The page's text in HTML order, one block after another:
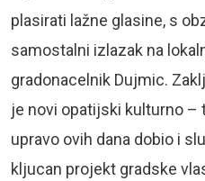
plasirati lažne glasine, s
samostalni izlazak na
gradonacelnik Dujmic.
je novi opatijski kulturno
upravo ovih dana dobio i
kljucan projekt gradske